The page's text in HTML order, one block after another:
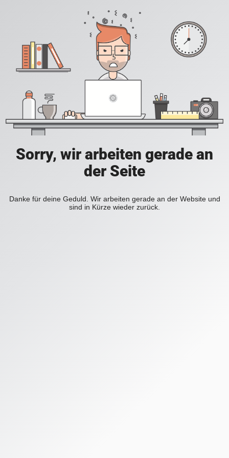
Sorry, wir arbeiten gerade an
der Seite
Danke für deine Geduld. Wir arbeiten gerade an der Website und
sind in Kürze wieder zurück.